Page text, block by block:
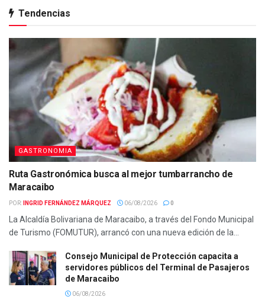
Tendencias
GASTRONOMIA
Ruta Gastronómica busca al mejor tumbarrancho de
Maracaibo
POR: INGRID FERNÁNDEZ MÁRQUEZ 06/08/2026 0
La Alcaldía Bolivariana de Maracaibo, a través del Fondo Municipal
de Turismo (FOMUTUR), arrancó con una nueva edición de la...
Consejo Municipal de Protección capacita a
servidores públicos del Terminal de Pasajeros
de Maracaibo
06/08/2026